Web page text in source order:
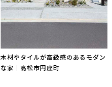
木材やタイルが高級感のあるモダン
な家｜高松市円座町